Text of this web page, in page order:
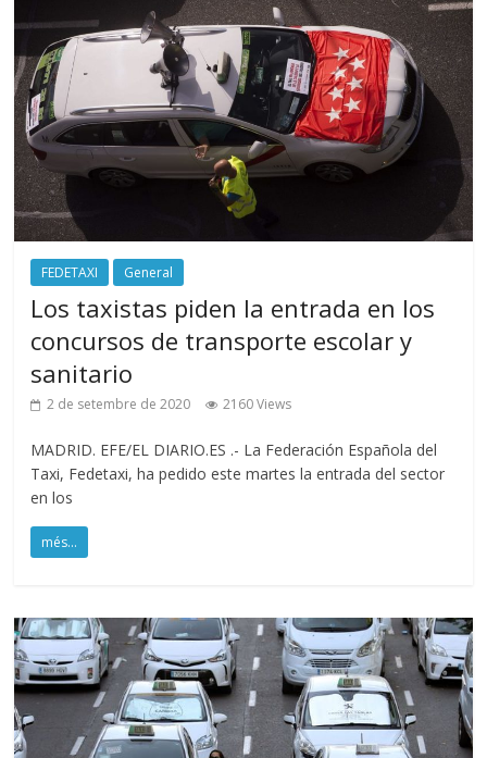
FEDETAXI General
Los taxistas piden la entrada en los
concursos de transporte escolar y
sanitario
2 de setembre de 2020 2160 Views
MADRID. EFE/EL DIARIO.ES .- La Federación Española del
Taxi, Fedetaxi, ha pedido este martes la entrada del sector
en los
més...